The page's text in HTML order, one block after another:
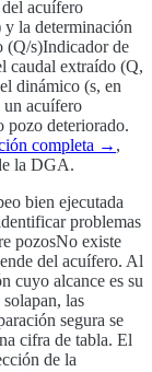
acuífero
y la determinación
(Q/s)Indicador de
caudal extraído (Q,
dinámico (s, en
un acuífero
pozo deteriorado.
completa → ,
la DGA.
bien ejecutada
problemas
pozosNo existe
del acuífero. Al
cuyo alcance es su
las
segura se
cifra de tabla. El
de la